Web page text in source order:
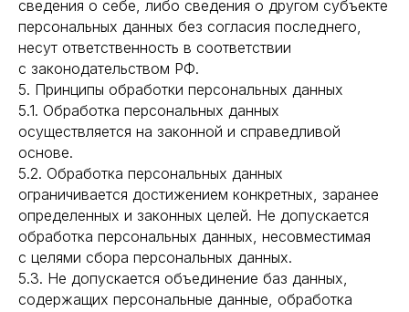
сведения о себе, либо сведения о другом субъекте
персональных данных без согласия последнего,
несут ответственность в соответствии
с законодательством РФ.
5. Принципы обработки персональных данных
5.1. Обработка персональных данных
осуществляется на законной и справедливой
основе.
5.2. Обработка персональных данных
ограничивается достижением конкретных, заранее
определенных и законных целей. Не допускается
обработка персональных данных, несовместимая
с целями сбора персональных данных.
5.3. Не допускается объединение баз данных,
содержащих персональные данные, обработка